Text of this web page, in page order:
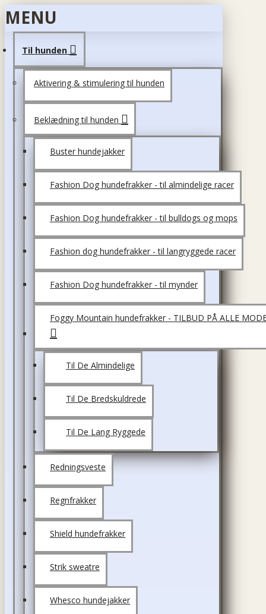
MENU
Til hunden
Aktivering & stimulering til hunden
Beklædning til hunden
Buster hundejakker
Fashion Dog hundefrakker - til almindelige racer
Fashion Dog hundefrakker - til bulldogs og mops
Fashion dog hundefrakker - til langryggede racer
Fashion Dog hundefrakker - til mynder
Foggy Mountain hundefrakker - TILBUD PÅ ALLE
Til De Almindelige
Til De Bredskuldrede
Til De Lang Ryggede
Redningsveste
Regnfrakker
Shield hundefrakker
Strik sweatre
Whesco hundejakker